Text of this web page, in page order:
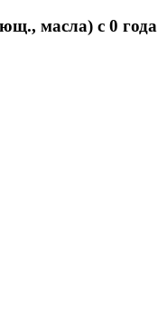
масла) с 0 года